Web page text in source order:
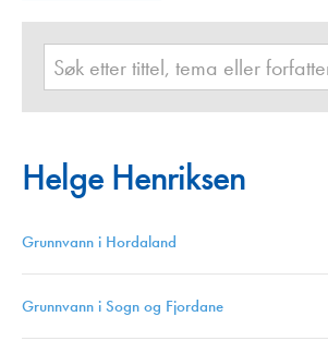
Helge Henriksen
Grunnvann i Hordaland
Grunnvann i Sogn og Fjordane